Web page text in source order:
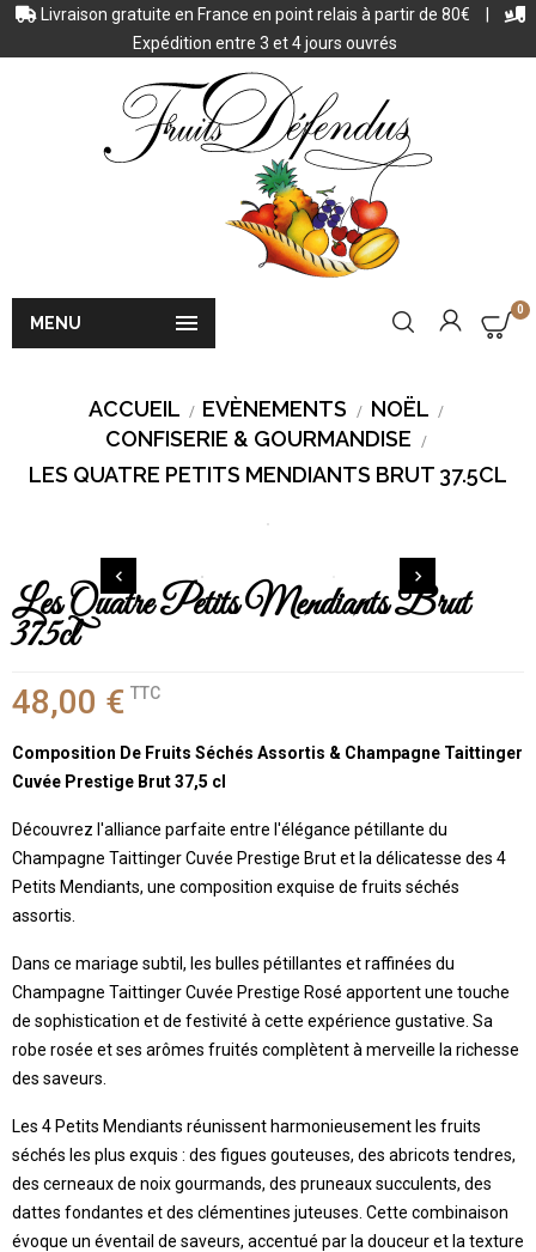
Livraison gratuite en France en point relais à partir de 80€
Expédition entre 3 et 4 jours ouvrés

MENU
0
ACCUEIL EVÈNEMENTS
NOËL
CONFISERIE & GOURMANDISE
LES QUATRE PETITS MENDIANTS BRUT 37.5CL
 
Les Quatre Petits Mendiants Brut
37.5cl
48,00 € TTC
Composition De Fruits Séchés Assortis & Champagne Taittinger
Cuvée Prestige Brut 37,5 cl
Découvrez l'alliance parfaite entre l'élégance pétillante du
Champagne Taittinger Cuvée Prestige Brut et la délicatesse des 4
Petits Mendiants, une composition exquise de fruits séchés
assortis.
Dans ce mariage subtil, les bulles pétillantes et raffinées du
Champagne Taittinger Cuvée Prestige Rosé apportent une touche
de sophistication et de festivité à cette expérience gustative. Sa
robe rosée et ses arômes fruités complètent à merveille la richesse
des saveurs.
Les 4 Petits Mendiants réunissent harmonieusement les fruits
séchés les plus exquis : des figues gouteuses, des abricots tendres,
des cerneaux de noix gourmands, des pruneaux succulents, des
dattes fondantes et des clémentines juteuses. Cette combinaison
évoque un éventail de saveurs, accentué par la douceur et la texture